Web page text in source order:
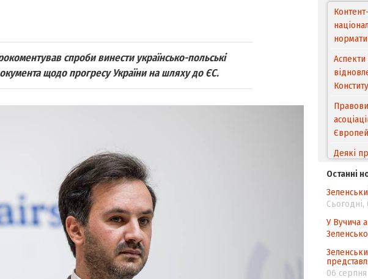
спроби винести українсько-польські
щодо прогресу України на шляху до ЄС.
Деякі
Угоди
Аналіз
Останні
У Вучича
06 серпня